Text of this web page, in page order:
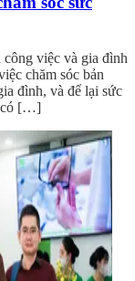
việc và gia đình
chăm sóc bản
đình, và để lại sức
có […]